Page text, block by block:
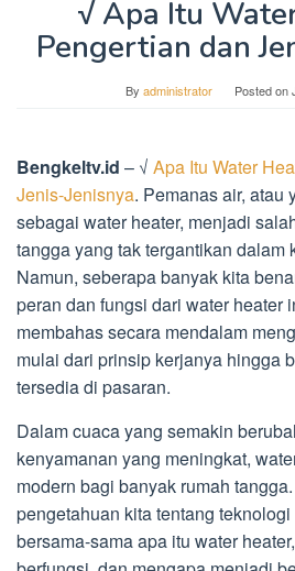
√ Apa Itu
Pengertian dan
By administrator Posted on
Bengkeltv.id – √ Apa Itu Water
Jenis-Jenisnya. Pemanas air, atau
sebagai water heater, menjadi
tangga yang tak tergantikan dalam
Namun, seberapa banyak kita
peran dan fungsi dari water heater
membahas secara mendalam
mulai dari prinsip kerjanya hingga
tersedia di pasaran.
Dalam cuaca yang semakin
kenyamanan yang meningkat,
modern bagi banyak rumah
pengetahuan kita tentang
bersama-sama apa itu water